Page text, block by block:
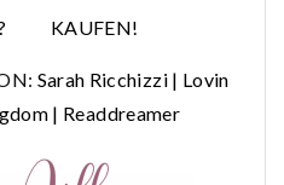
KAUFEN!
Sarah Ricchizzi| Lovin
| Readdreamer